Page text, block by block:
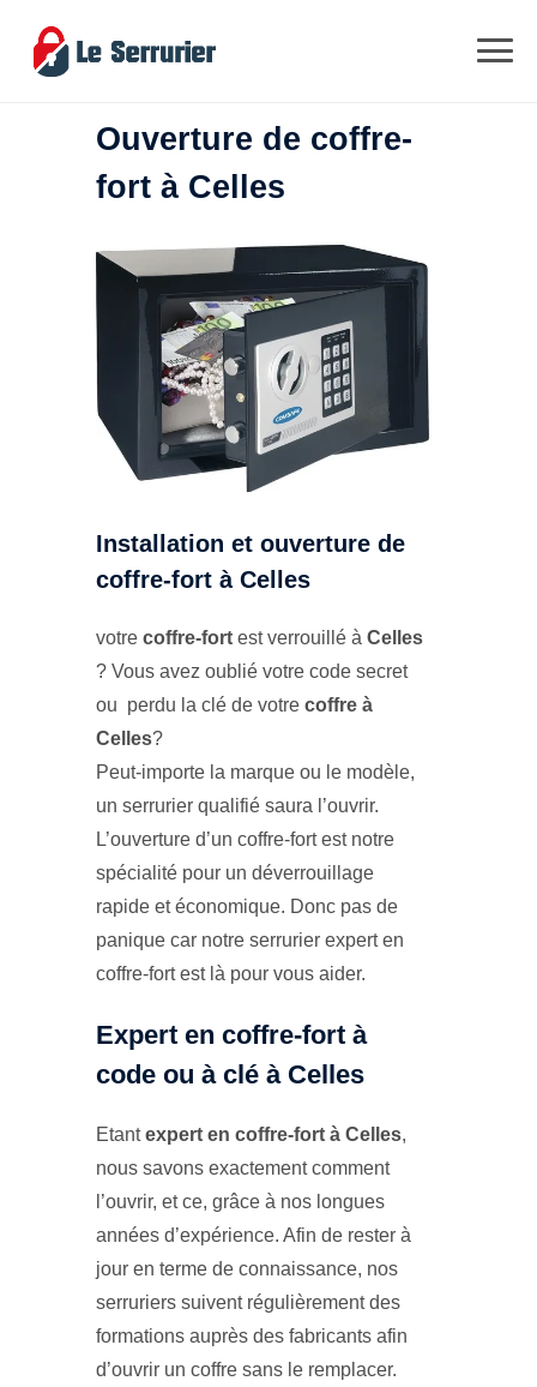
Ouverture de coffre-
fort à Celles
Installation et ouverture de
coffre-fort à Celles
votre coffre-fort est verrouillé à Celles
? Vous avez oublié votre code secret
ou perdu la clé de votre coffre à
Celles?
Peut-importe la marque ou le modèle,
un serrurier qualifié saura l’ouvrir.
L’ouverture d’un coffre-fort est notre
spécialité pour un déverrouillage
rapide et économique. Donc pas de
panique car notre serrurier expert en
coffre-fort est là pour vous aider.
Expert en coffre-fort à
code ou à clé à Celles
Etantexpert en coffre-fort à Celles,
nous savons exactement comment
l’ouvrir, et ce, grâce à nos longues
années d’expérience. Afin de rester à
jour en terme de connaissance, nos
serruriers suivent régulièrement des
formations auprès des fabricants afin
d’ouvrir un coffre sans le remplacer.